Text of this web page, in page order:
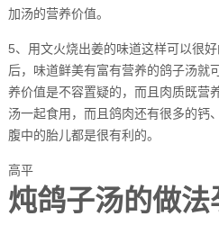
加汤的营养价值。
5、用文火烧出姜的味道这样可以很
后，味道鲜美有富有营养的鸽子汤就
养价值是不容置疑的，而且肉质既营
汤一起食用，而且鸽肉还有很多的钙
腹中的胎儿都是很有利的。
高平
炖鸽子汤的做法